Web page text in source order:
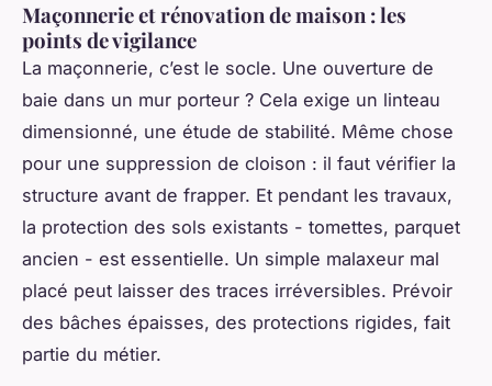
Maçonnerie et rénovation de maison : les
points de vigilance
La maçonnerie, c’est le socle. Une ouverture de
baie dans un mur porteur ? Cela exige un linteau
dimensionné, une étude de stabilité. Même chose
pour une suppression de cloison : il faut vérifier la
structure avant de frapper. Et pendant les travaux,
la protection des sols existants - tomettes, parquet
ancien - est essentielle. Un simple malaxeur mal
placé peut laisser des traces irréversibles. Prévoir
des bâches épaisses, des protections rigides, fait
partie du métier.